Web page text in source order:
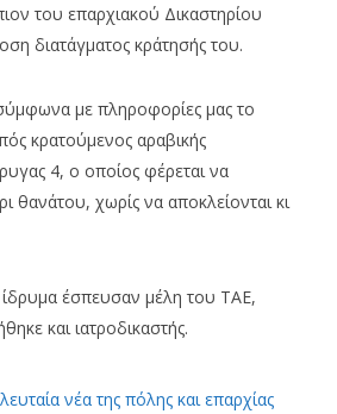
του επαρχιακού Δικαστηρίου
διατάγματος κράτησής του.
με πληροφορίες μας το
κρατούμενος αραβικής
4, ο οποίος φέρεται να
θανάτου, χωρίς να αποκλείονται κι
έσπευσαν μέλη του ΤΑΕ,
και ιατροδικαστής.
νέα της πόλης και επαρχίας